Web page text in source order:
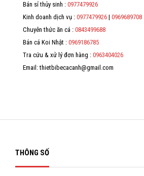
Bán sỉ thủy sinh : 0977479926
Kinh doanh dịch vụ : 0977479926 | 0969689708
Chuyên thức ăn cá : 0843499688
Bán cá Koi Nhật : 0969186785
Tra cứu & xử lý đơn hàng : 0963404026
Email: thietbibecacanh@gmail.com
THÔNG SỐ